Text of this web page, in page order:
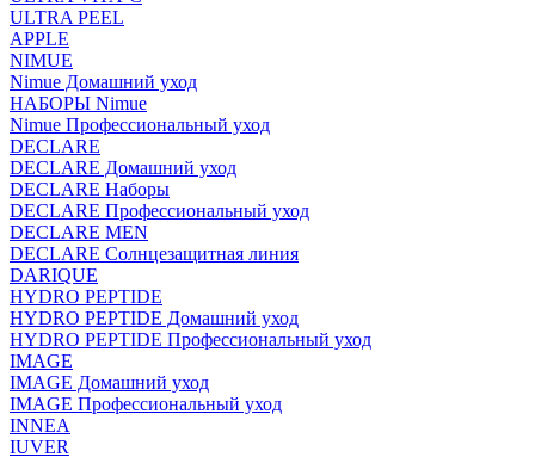
ULTRA PEEL
APPLE
NIMUE
Nimue Домашний уход
НАБОРЫ Nimue
Nimue Профессиональный уход
DECLARE
DECLARE Домашний уход
DECLARE Наборы
DECLARE Профессиональный уход
DECLARE MEN
DECLARE Солнцезащитная линия
DARIQUE
HYDRO PEPTIDE
HYDRO PEPTIDE Домашний уход
HYDRO PEPTIDE Профессиональный уход
IMAGE
IMAGE Домашний уход
IMAGE Профессиональный уход
INNEA
IUVER